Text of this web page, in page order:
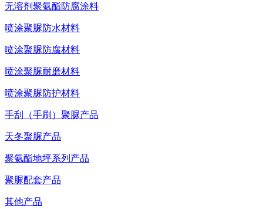
无溶剂聚氨酯防腐涂料
喷涂聚脲防水材料
喷涂聚脲防腐材料
喷涂聚脲耐磨材料
喷涂聚脲防护材料
手刮（手刷）聚脲产品
天冬聚脲产品
聚氨酯地坪系列产品
聚脲配套产品
其他产品